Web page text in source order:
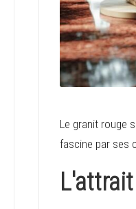
Le granit rouge
fascine par ses